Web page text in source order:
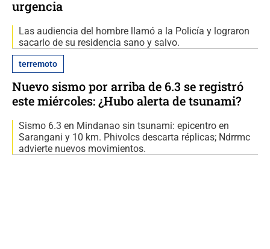
urgencia
Las audiencia del hombre llamó a la Policía y lograron
sacarlo de su residencia sano y salvo.
terremoto
Nuevo sismo por arriba de 6.3 se registró
este miércoles: ¿Hubo alerta de tsunami?
Sismo 6.3 en Mindanao sin tsunami: epicentro en
Sarangani y 10 km. Phivolcs descarta réplicas; Ndrrmc
advierte nuevos movimientos.